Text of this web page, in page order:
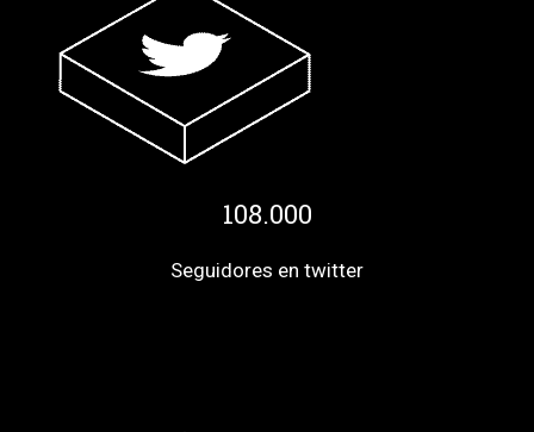
108.000
Seguidores en twitter